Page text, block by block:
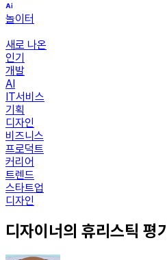
놀이터
새로 나온
인기
개발
AI
IT서비스
기획
디자인
비즈니스
프로덕트
커리어
트렌드
스타트업
디자인
디자이너의 휴리스틱 평